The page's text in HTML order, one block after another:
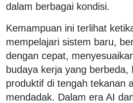
dalam berbagai kondisi.
Kemampuan ini terlihat
mempelajari sistem baru,
dengan cepat,
budaya kerja yang berbeda,
produktif di tengah tekanan
mendadak. Dalam era AI